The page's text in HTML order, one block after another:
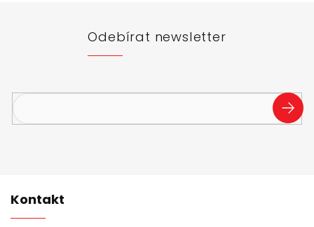
Odebírat newsletter
SE
Kontakt